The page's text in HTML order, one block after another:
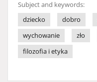
Subject and keywords:
dziecko
dobro
wychowanie
zło
filozofia i etyka